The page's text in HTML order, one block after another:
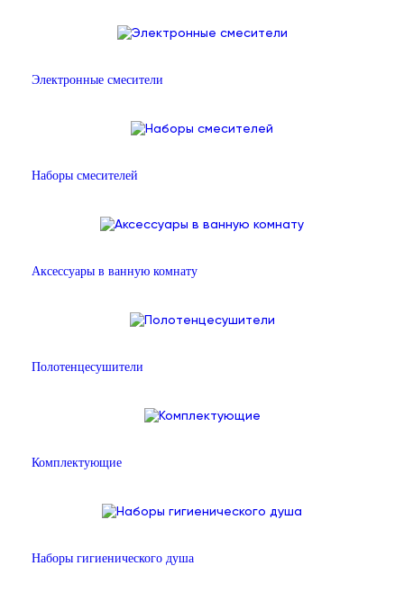
Электронные смесители
Наборы смесителей
Аксессуары в ванную комнату
Полотенцесушители
Комплектующие
Наборы гигиенического душа